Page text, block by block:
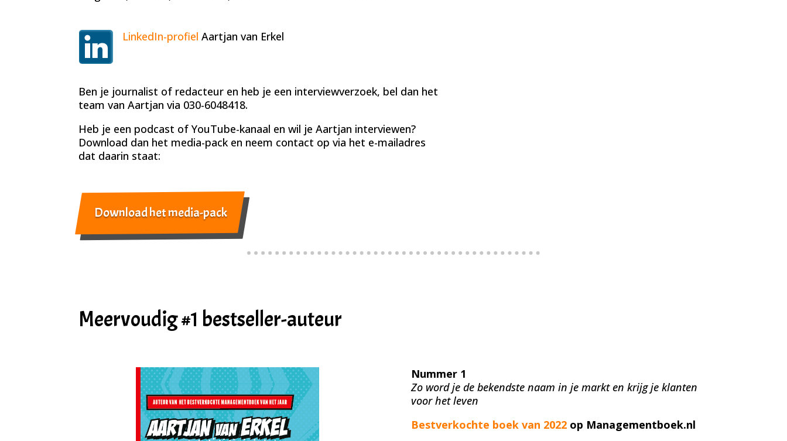
LinkedIn-profiel Aartjan van Erkel
Ben je journalist of redacteur en heb je een interviewverzoek, bel dan het
team van Aartjan via 030-6048418.
Heb je een podcast of YouTube-kanaal en wil je Aartjan interviewen?
Download dan het media-pack en neem contact op via het e-mailadres
dat daarin staat:
Download het media-pack
Meervoudig #1 bestseller-auteur
Nummer 1
Zo word je de bekendste naam in je markt en krijg je klanten
voor het leven
Bestverkochte boek van 2022op Managementboek.nl